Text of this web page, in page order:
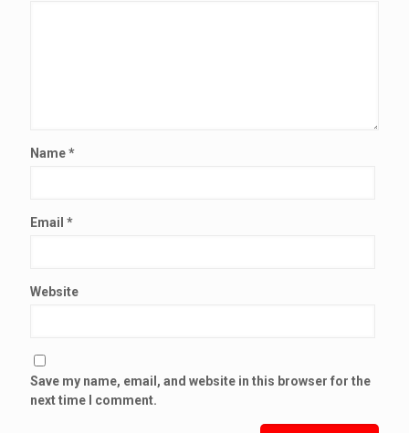
Name*
Email *
Website
Save my name, email, and website in this browser for the
next time I comment.